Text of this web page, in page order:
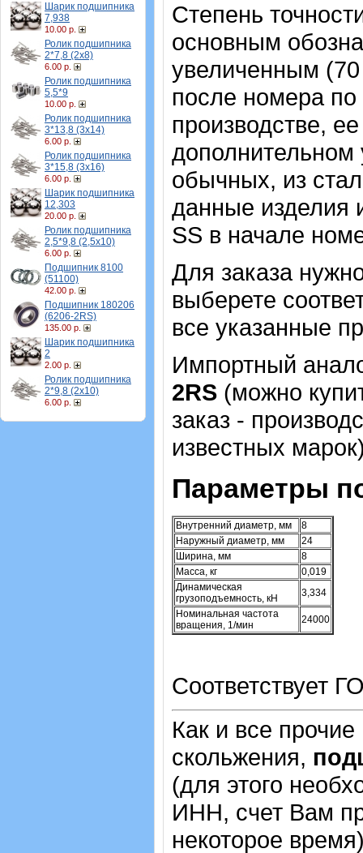
Шарик подшипника
7,938
10.00 р.
Ролик подшипника
2*7,8 (2х8)
6.00 р.
Ролик подшипника
5,5*9
10.00 р.
Ролик подшипника
3*13,8 (3х14)
6.00 р.
Ролик подшипника
3*15,8 (3х16)
6.00 р.
Шарик подшипника
12,303
20.00 р.
Ролик подшипника
2,5*9,8 (2,5х10)
6.00 р.
Подшипник 8100
(51100)
42.00 р.
Подшипник 180206
(6206-2RS)
135.00 р.
Шарик подшипника
2
2.00 р.
Ролик подшипника
2*9,8 (2х10)
6.00 р.
Степень
основным
увеличенным
после номера
производстве,
обычных, из
данные изделия
SS в начале
Для заказа
выберете
все указанные
Импортный
2RS (можно
заказ -
известных
Параметры
Внутренний диаметр, мм
8
Наружный диаметр, мм
24
Ширина, мм
8
Масса, кг
0,019
Динамическая
грузоподъемность, кН
3,334
Номинальная частота
вращения, 1/мин
24000
Соответствует
Как и все
скольжения,
(для этого
ИНН, счет Вам
некоторое